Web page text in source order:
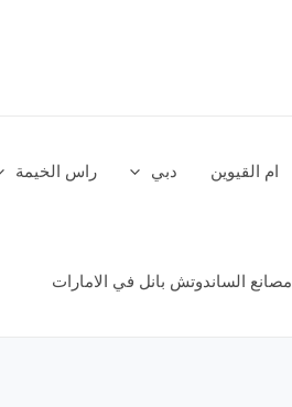
ام القيوين دبي راس الخيمة
مصانع الساندوتش بانل في الامارات